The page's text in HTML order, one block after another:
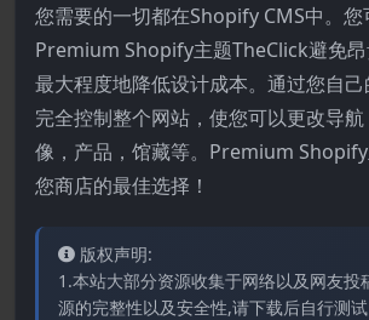
您需要的一切都在Shopify CMS中。您
Premium Shopify主题TheClick避免
最大程度地降低设计成本。通过您自
完全控制整个网站，使您可以更改导
像，产品，馆藏等。Premium
您商店的最佳选择！
版权声明:
1.本站大部分资源收集于网络以及网友投
源的完整性以及安全性,请下载后自行测试